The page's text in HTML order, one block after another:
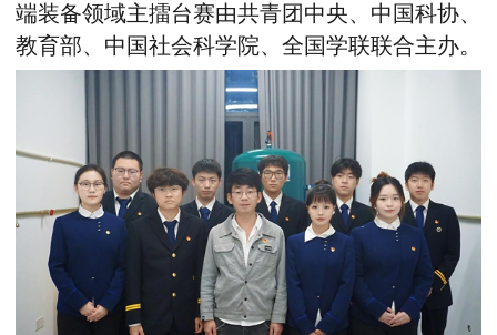
端装备领域主擂台赛由共青团中央、中国科协、
教育部、中国社会科学院、全国学联联合主办。